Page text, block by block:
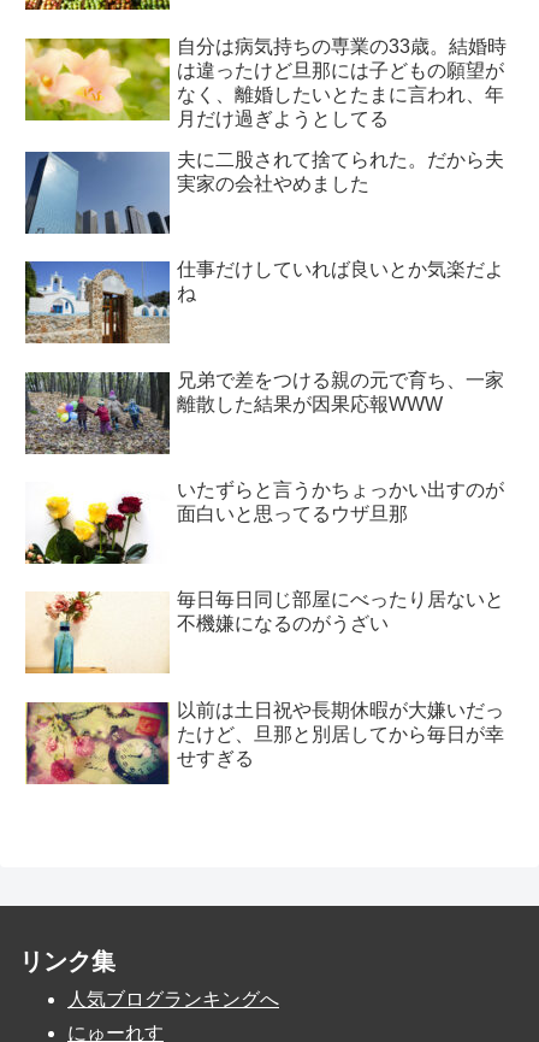
自分は病気持ちの専業の33歳。結婚時
は違ったけど旦那には子どもの願望が
なく、離婚したいとたまに言われ、年
月だけ過ぎようとしてる
夫に二股されて捨てられた。だから夫
実家の会社やめました
仕事だけしていれば良いとか気楽だよ
ね
兄弟で差をつける親の元で育ち、一家
離散した結果が因果応報WWW
いたずらと言うかちょっかい出すのが
面白いと思ってるウザ旦那
毎日毎日同じ部屋にべったり居ないと
不機嫌になるのがうざい
以前は土日祝や長期休暇が大嫌いだっ
たけど、旦那と別居してから毎日が幸
せすぎる
リンク集
人気ブログランキングへ
にゅーれす